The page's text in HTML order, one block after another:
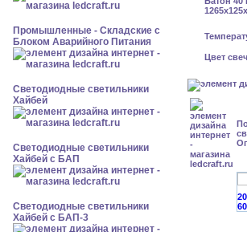
Промышленные - Складские с
Блоком Аварийного Питания
Светодиодные светильники
Хайбей
Светодиодные светильники
Хайбей с БАП
Светодиодные светильники
Хайбей с БАП-3
Цвет